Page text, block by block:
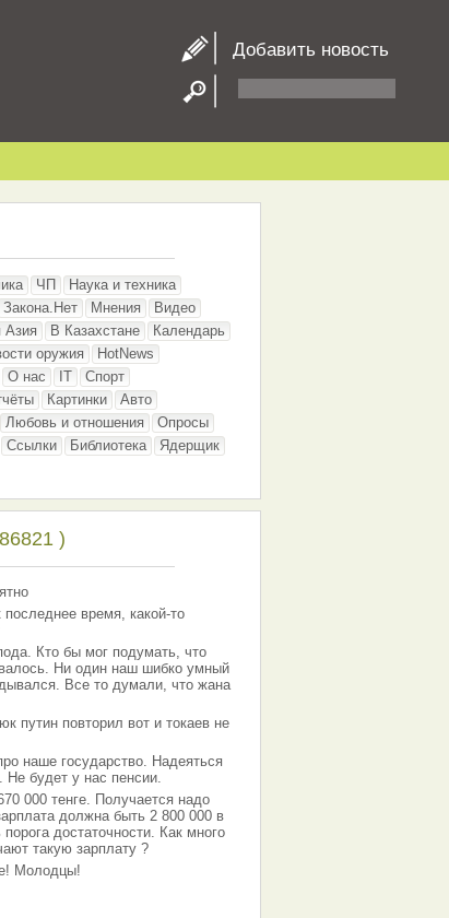
Добавить новость
ЧП
Наука и техника
Закона.Нет Мнения
Видео
Азия В Казахстане
Календарь
оружия
HotNews
О нас IT
Спорт
Картинки
Авто
Любовь и отношения
Опросы
Ссылки Библиотека
Ядерщик
)
последнее время, какой-то
Кто бы мог подумать, что
Ни один наш шибко умный
Все то думали, что жана
путин повторил вот и токаев не
наше государство. Надеяться
Не будет у нас пенсии.
000 тенге. Получается надо
должна быть 2 800 000 в
достаточности. Как много
такую зарплату ?
Молодцы!